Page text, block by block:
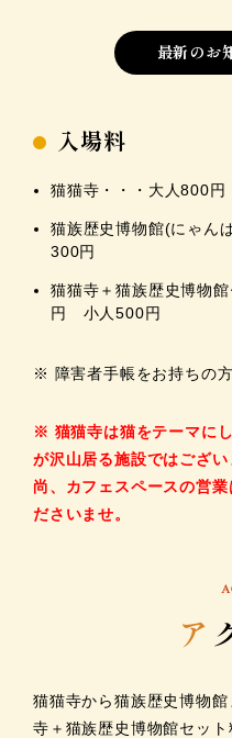
最新のお
入場料
猫猫寺・・・大人800
猫族歴史博物館(にゃん
300円
猫猫寺＋猫族歴史博物
円 小人500円
※ 障害者手帳をお持ちの
※ 猫猫寺は猫をテーマに
が沢山居る施設ではござい
尚、カフェスペースの営
ださいませ。
ア
猫猫寺から猫族歴史博物
寺＋猫族歴史博物館セット